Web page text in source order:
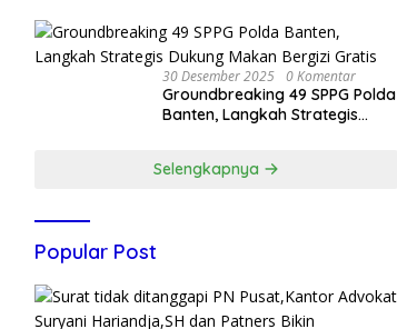
Pangan Nasional
30 Desember 2025 0 Komentar
Groundbreaking 49 SPPG Polda
Banten, Langkah Strategis
Selengkapnya
Popular Post